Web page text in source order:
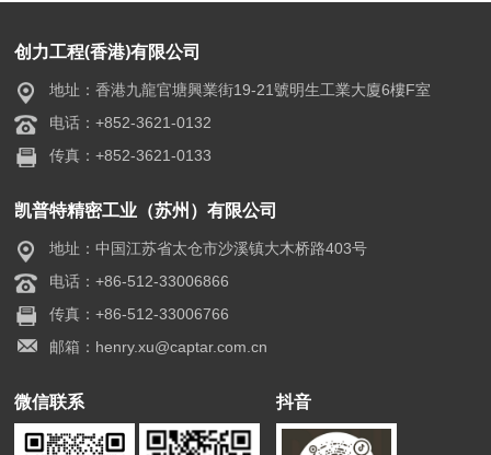
创力工程(香港)有限公司
地址：香港九龍官塘興業街19-21號明生工業大廈6樓F室
电话：+852-3621-0132
传真：+852-3621-0133
凯普特精密工业（苏州）有限公司
地址：中国江苏省太仓市沙溪镇大木桥路403号
电话：+86-512-33006866
传真：+86-512-33006766
邮箱：henry.xu@captar.com.cn
微信联系 抖音